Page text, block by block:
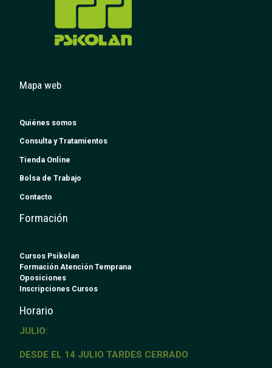
Mapa web
Quiénes somos
Consulta y Tratamientos
Tienda Online
Bolsa de Trabajo
Contacto
Formación
Cursos Psikolan
Formación Atención Temprana
Oposiciones
Inscripciones Cursos
Horario
JULIO:
DESDE EL 14 JULIO TARDES CERRADO